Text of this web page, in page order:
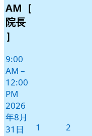
月
31
日
イ
AM［
院長
］
9:00
AM –
12:00
PM
2026
年8月
31日
1 2